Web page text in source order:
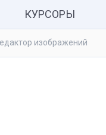
7
КУРСОРЫ
изображений